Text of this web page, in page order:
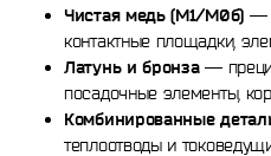
Чистая медь (М1/М0б) —
контактные площадки,
Латунь и бронза—
посадочные элементы,
Комбинированные
теплоотводы и